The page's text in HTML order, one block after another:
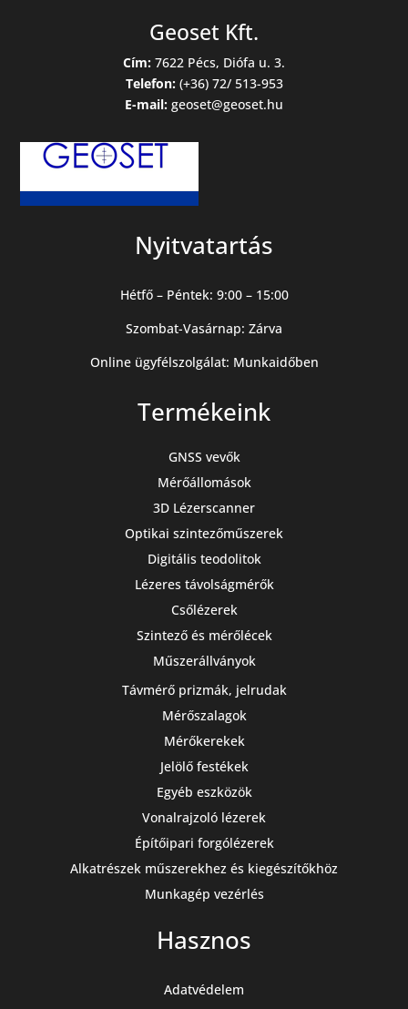
Geoset Kft.
Cím: 7622 Pécs, Diófa u. 3.
Telefon:(+36) 72/ 513-953
E-mail: geoset@geoset.hu
Nyitvatartás
Hétfő – Péntek: 9:00 – 15:00
Szombat-Vasárnap: Zárva
Online ügyfélszolgálat: Munkaidőben
Termékeink
GNSS vevők
Mérőállomások
3D Lézerscanner
Optikai szintezőműszerek
Digitális teodolitok
Lézeres távolságmérők
Csőlézerek
Szintező és mérőlécek
Műszerállványok
Távmérő prizmák, jelrudak
Mérőszalagok
Mérőkerekek
Jelölő festékek
Egyéb eszközök
Vonalrajzoló lézerek
Építőipari forgólézerek
Alkatrészek műszerekhez és kiegészítőkhöz
Munkagép vezérlés
Hasznos
Adatvédelem